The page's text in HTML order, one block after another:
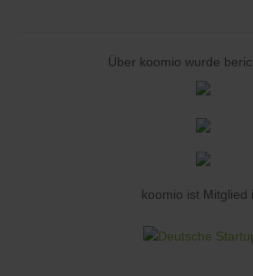
Über koomio wurde
koomio ist Mitglied